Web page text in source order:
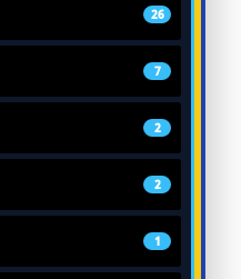
26
7
2
2
1